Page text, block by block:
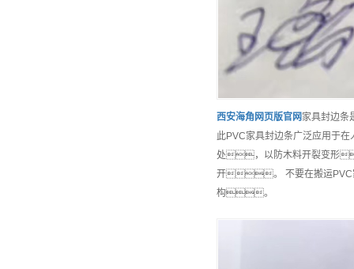
西安海角网页版官网 家具封边
此PVC家具封边条广泛应用于
处，以防木料开裂变形
开。 不要在搬运PVC
构。